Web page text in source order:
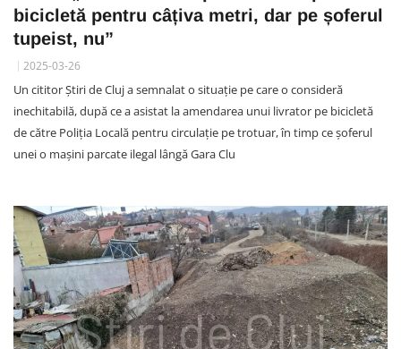
bicicletă pentru câțiva metri, dar pe șoferul
tupeist, nu”
2025-03-26
Un cititor Știri de Cluj a semnalat o situație pe care o consideră
inechitabilă, după ce a asistat la amendarea unui livrator pe bicicletă
de către Poliția Locală pentru circulație pe trotuar, în timp ce șoferul
unei o mașini parcate ilegal lângă Gara Clu